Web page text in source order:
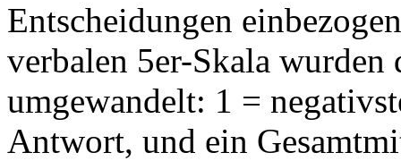
Entscheidungen
verbalen 5er-Skala
umgewandelt: 1 =
Antwort, und ein